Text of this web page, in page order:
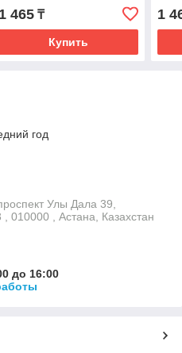
1 465₸
Купить
1
год
Улы Дала 39,
010000 , Астана, Казахстан
до 16:00